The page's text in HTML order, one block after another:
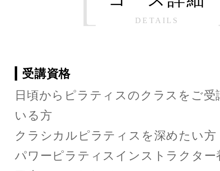
DETAILS
受講資格
日頃からピラティスのクラスをご
いる方
クラシカルピラティスを深めたい方
パワーピラティスインストラクター